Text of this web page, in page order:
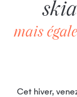
mais
Cet hiver,